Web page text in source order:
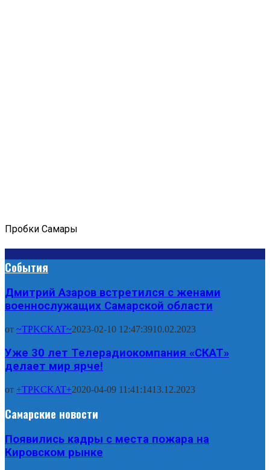
Пробки Самары
События
Дмитрий Азаров встретился с женами
военнослужащих Самарской области
от ~TPKCKAT~2023-02-10 12:47:3910.02.2023
Уже 30 лет Телерадиокомпания «СКАТ»
делает мир ярче!
от +TPKCKAT+2020-04-09 11:41:1413.12.2023
Самарские новости
Появились кадры с места пожара на
Кировском рынке